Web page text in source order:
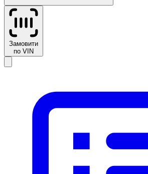
Замовити
по VIN